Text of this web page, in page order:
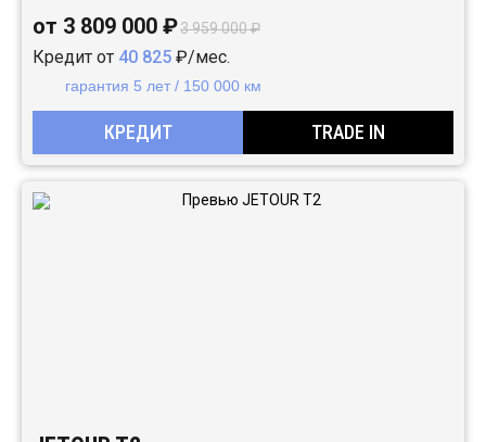
от 3 809 000 ₽3 959 000 ₽
Кредит от 40 825 ₽/мес.
гарантия 5 лет / 150 000 км
КРЕДИТ TRADE IN